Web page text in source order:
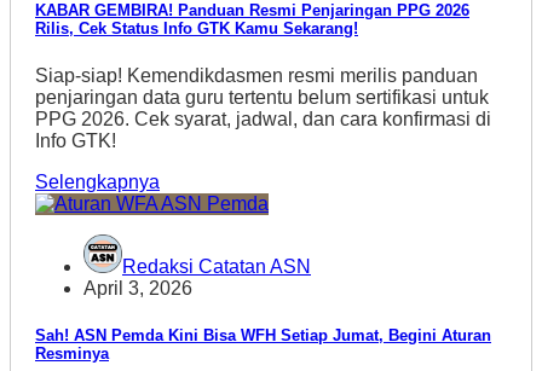
KABAR GEMBIRA! Panduan Resmi Penjaringan PPG 2026
Rilis, Cek Status Info GTK Kamu Sekarang!
Siap-siap! Kemendikdasmen resmi merilis panduan
penjaringan data guru tertentu belum sertifikasi untuk
PPG 2026. Cek syarat, jadwal, dan cara konfirmasi di
Info GTK!
Selengkapnya
Redaksi Catatan ASN
April 3, 2026
Sah! ASN Pemda Kini Bisa WFH Setiap Jumat, Begini Aturan
Resminya